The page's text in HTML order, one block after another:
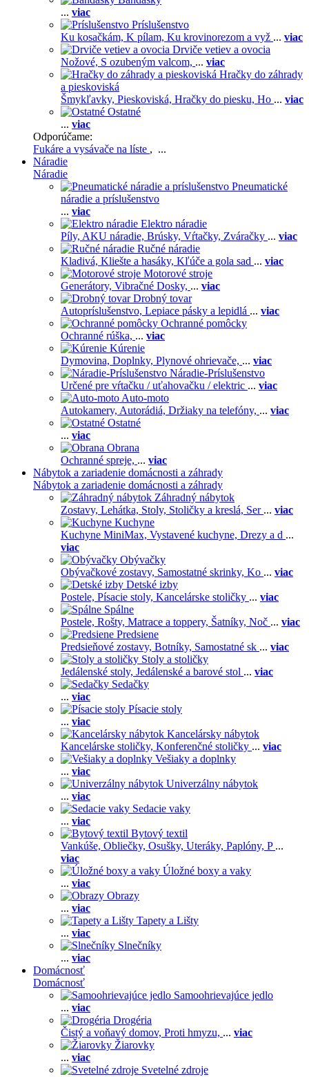
... viac
Príslušenstvo
Ku kosačkám, K pílam, Ku krovinorezom a vyž ... viac
Drviče vetiev a ovocia
Nožové, S ozubeným valcom, ... viac
Hračky do záhrady
a pieskoviská
Šmykľavky, Pieskoviská, Hračky do piesku, Ho ... viac
Ostatné
... viac
Odporúčame:
Fukáre a vysávače na líste , ...
Náradie
Náradie
Pneumatické
náradie a príslušenstvo
... viac
Elektro náradie
Píly, AKU náradie, Brúsky, Vŕtačky, Zváračky ... viac
Ručné náradie
Kladivá, Kliešte a hasáky, Kľúče a gola sad ... viac
Motorové stroje
Generátory, Vibračné Dosky, ... viac
Drobný tovar
Autopríslušenstvo, Lepiace pásky a lepidlá ... viac
Ochranné pomôcky
Ochranné rúška, ... viac
Kúrenie
Dymovina, Doplnky, Plynové ohrievače, ... viac
Náradie-Príslušenstvo
Určené pre vŕtačku / uťahovačku / elektric ... viac
Auto-moto
Autokamery, Autorádiá, Držiaky na telefóny, ... viac
Ostatné
... viac
Obrana
Ochranné spreje, ... viac
Nábytok a zariadenie domácnosti a záhrady
Nábytok a zariadenie domácnosti a záhrady
Záhradný nábytok
Zostavy, Lehátka, Stoly, Stoličky a kreslá, Ser ... viac
Kuchyne
Kuchyne MiniMax, Vystavené kuchyne, Drezy a d ...
viac
Obývačky
Obývačkové zostavy, Samostatné skrinky, Ko ... viac
Detské izby
Postele, Písacie stoly, Kancelárske stoličky ... viac
Spálne
Postele, Rošty, Matrace a toppery, Šatníky, Noč ... viac
Predsiene
Predsieňové zostavy, Botníky, Samostatné sk ... viac
Stoly a stoličky
Jedálenské stoly, Jedálenské a barové stol ... viac
Sedačky
... viac
Písacie stoly
... viac
Kancelársky nábytok
Kancelárske stoličky, Konferenčné stoličky ... viac
Vešiaky a doplnky
... viac
Univerzálny nábytok
... viac
Sedacie vaky
... viac
Bytový textil
Vankúše, Obliečky, Osušky, Uteráky, Paplóny, P ...
viac
Úložné boxy a vaky
... viac
Obrazy
... viac
Tapety a Lišty
... viac
Slnečníky
... viac
Domácnosť
Domácnosť
Samoohrievajúce jedlo
... viac
Drogéria
Čistý a voňavý domov, Proti hmyzu, ... viac
Žiarovky
... viac
Svetelné zdroje